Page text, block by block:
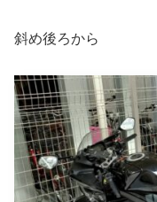
斜め後ろから